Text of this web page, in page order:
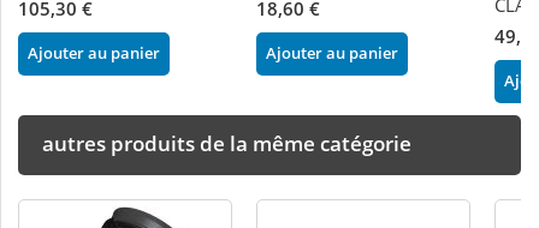
105,30 €
Ajouter au panier
18,60 €
Ajouter au panier
autres produits de la même catégorie